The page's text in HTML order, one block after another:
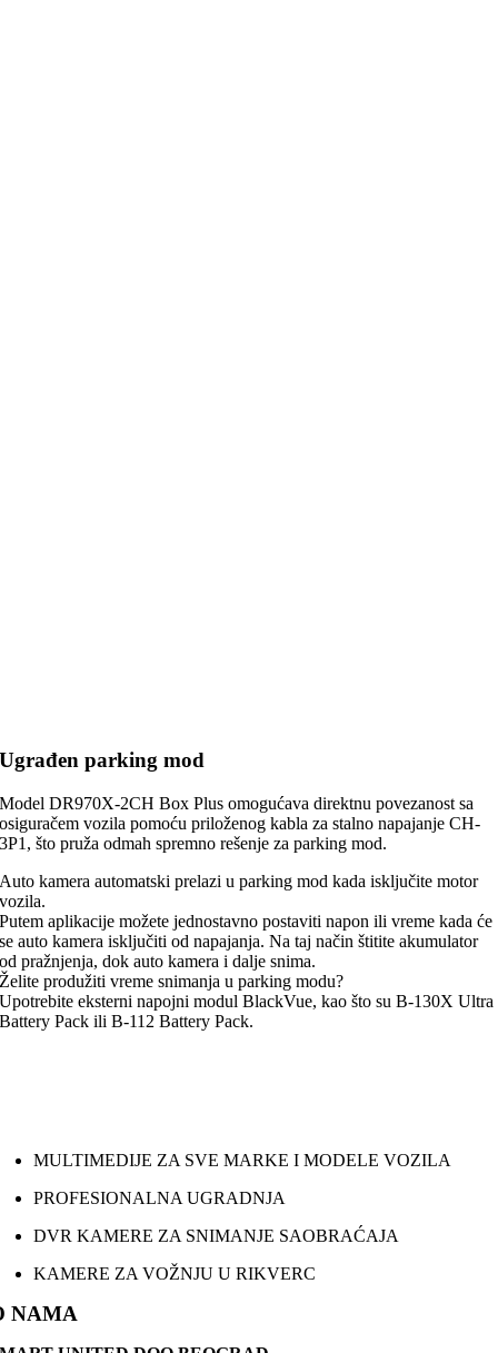
Ugrađen parking mod
Model DR970X-2CH Box Plus omogućava direktnu povezanost sa
osiguračem vozila pomoću priloženog kabla za stalno napajanje CH-
3P1, što pruža odmah spremno rešenje za parking mod.
Auto kamera automatski prelazi u parking mod kada isključite motor
vozila.
Putem aplikacije možete jednostavno postaviti napon ili vreme kada će
se auto kamera isključiti od napajanja. Na taj način štitite akumulator
od pražnjenja, dok auto kamera i dalje snima.
Želite produžiti vreme snimanja u parking modu?
Upotrebite eksterni napojni modul BlackVue, kao što su B-130X Ultra
Battery Pack ili B-112 Battery Pack.
MULTIMEDIJE ZA SVE MARKE I MODELE VOZILA
PROFESIONALNA UGRADNJA
DVR KAMERE ZA SNIMANJE SAOBRAĆAJA
KAMERE ZA VOŽNJU U RIKVERC
NAMA